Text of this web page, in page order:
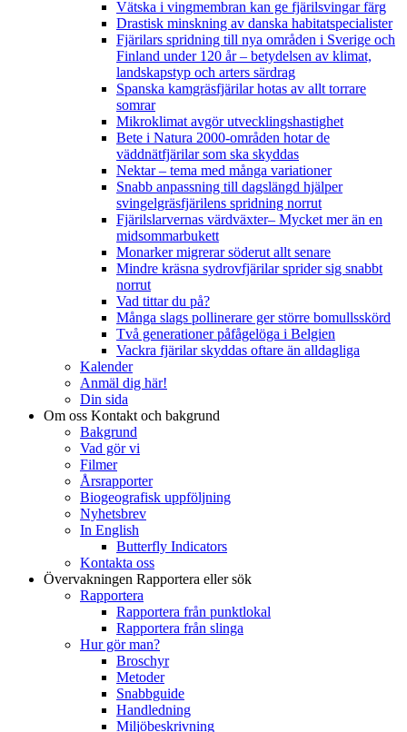
Vätska i vingmembran kan ge fjärilsvingar färg
Drastisk minskning av danska habitatspecialister
Fjärilars spridning till nya områden i Sverige och
Finland under 120 år– betydelsen av klimat,
landskapstyp och arters särdrag
Spanska kamgräsfjärilar hotas av allt torrare
somrar
Mikroklimat avgör utvecklingshastighet
Bete i Natura 2000-områden hotar de
väddnätfjärilar som ska skyddas
Nektar – tema med många variationer
Snabb anpassning till dagslängd hjälper
svingelgräsfjärilens spridning norrut
Fjärilslarvernas värdväxter– Mycket mer än en
midsommarbukett
Monarker migrerar söderut allt senare
Mindre kräsna sydrovfjärilar sprider sig snabbt
norrut
Vad tittar du på?
Många slags pollinerare ger större bomullsskörd
Två generationer påfågelöga i Belgien
Vackra fjärilar skyddas oftare än alldagliga
Kalender
Anmäl dig här!
Din sida
Om oss Kontakt och bakgrund
Bakgrund
Vad gör vi
Filmer
Årsrapporter
Biogeografisk uppföljning
Nyhetsbrev
In English
Butterfly Indicators
Kontakta oss
Övervakningen Rapportera eller sök
Rapportera
Rapportera från punktlokal
Rapportera från slinga
Hur gör man?
Broschyr
Metoder
Snabbguide
Handledning
Miljöbeskrivning